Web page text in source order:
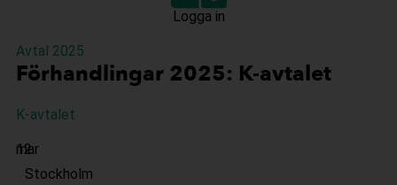
Logga in
Avtal 2025
Förhandlingar 2025: K-avtalet
K-avtalet
12
mar
Stockholm